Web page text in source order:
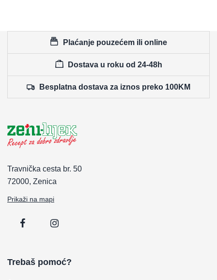
Plaćanje pouzećem ili online
Dostava u roku od 24-48h
Besplatna dostava za iznos preko 100KM
Travnička cesta br. 50
72000, Zenica
Prikaži na mapi
Trebaš pomoć?